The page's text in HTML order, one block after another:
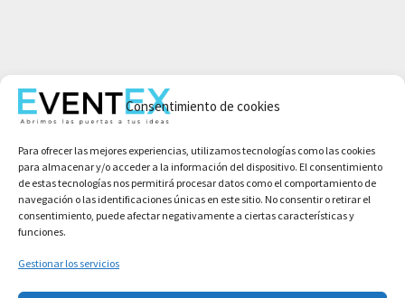
Consentimiento de cookies
Para ofrecer las mejores experiencias, utilizamos tecnologías como las cookies
para almacenar y/o acceder a la información del dispositivo. El consentimiento
de estas tecnologías nos permitirá procesar datos como el comportamiento de
navegación o las identificaciones únicas en este sitio. No consentir o retirar el
consentimiento, puede afectar negativamente a ciertas características y
funciones.
Gestionar los servicios
Aviso legal
Condiciones de compra
Política de cookies